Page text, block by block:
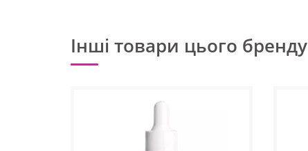
Інші товари цього бренду